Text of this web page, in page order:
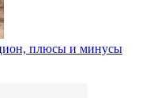
плюсы и минусы